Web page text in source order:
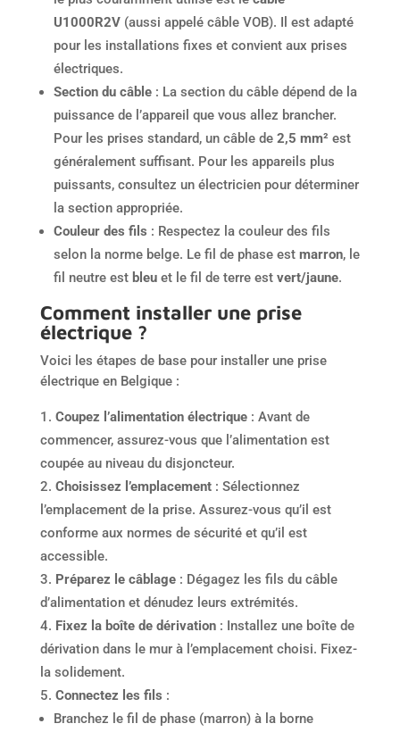
U1000R2V (aussi appelé câble VOB). Il est adapté
pour les installations fixes et convient aux prises
électriques.
Section du câble : La section du câble dépend de la
puissance de l’appareil que vous allez brancher.
Pour les prises standard, un câble de 2,5 mm² est
généralement suffisant. Pour les appareils plus
puissants, consultez un électricien pour déterminer
la section appropriée.
Couleur des fils : Respectez la couleur des fils
selon la norme belge. Le fil de phase est marron, le
fil neutre est bleu et le fil de terre est vert/jaune.
Comment installer une prise
électrique ?
Voici les étapes de base pour installer une prise
électrique en Belgique :
Coupez l’alimentation électrique : Avant de
commencer, assurez-vous que l’alimentation est
coupée au niveau du disjoncteur.
Choisissez l’emplacement : Sélectionnez
l’emplacement de la prise. Assurez-vous qu’il est
conforme aux normes de sécurité et qu’il est
accessible.
Préparez le câblage : Dégagez les fils du câble
d’alimentation et dénudez leurs extrémités.
Fixez la boîte de dérivation : Installez une boîte de
dérivation dans le mur à l’emplacement choisi. Fixez-
la solidement.
Connectez les fils :
Branchez le fil de phase (marron) à la borne